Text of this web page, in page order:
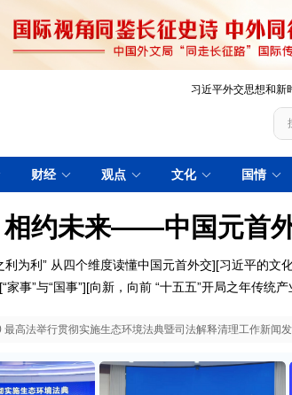
习近平外交思想和新
财经 观点 文化 国情
相约未来——中国元首
利为利” 从四个维度读懂中国元首外交][习近平的文
“家事”与“国事”][向新，向前 “十五五”开局之年传统
最高法举行贯彻实施生态环境法典暨司法解释清理工作新闻